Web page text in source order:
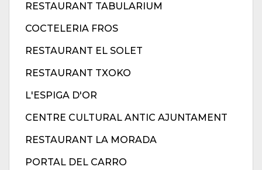
RESTAURANT TABULARIUM
COCTELERIA FROS
RESTAURANT EL SOLET
RESTAURANT TXOKO
L'ESPIGA D'OR
CENTRE CULTURAL ANTIC AJUNTAMENT
RESTAURANT LA MORADA
PORTAL DEL CARRO